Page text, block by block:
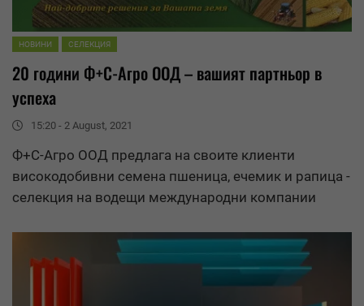
НОВИНИ СЕЛЕКЦИЯ
20 години Ф+С-Агро ООД – вашият партньор в
успеха
15:20 - 2 August, 2021
Ф+С-Агро ООД предлага на своите клиенти
високодобивни семена пшеница, ечемик и рапица -
селекция на водещи международни компании